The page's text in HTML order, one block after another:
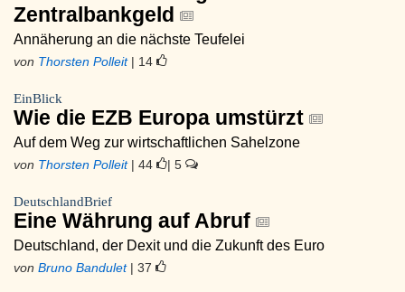
Zentralbankgeld
Annäherung an die nächste Teufelei
von Thorsten Polleit| 14
EinBlick
Wie die EZB Europa umstürzt
Auf dem Weg zur wirtschaftlichen Sahelzone
von Thorsten Polleit| 44 | 5
DeutschlandBrief
Eine Währung auf Abruf
Deutschland, der Dexit und die Zukunft des Euro
von Bruno Bandulet| 37